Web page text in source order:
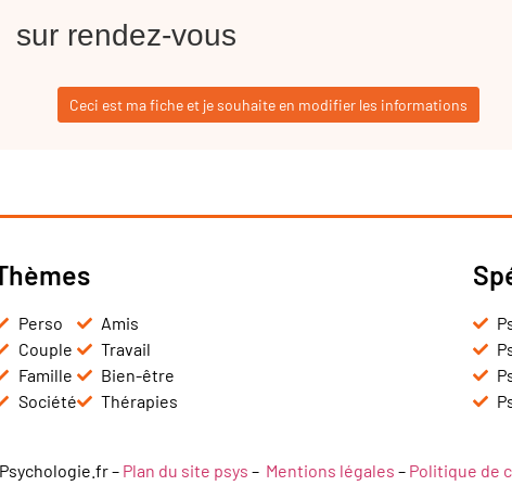
sur rendez-vous
Ceci est ma fiche et je souhaite en modifier les informations
Perso
Couple
Famille
Société
Amis
Travail
Bien-être
Thérapies
– Plan du site psys – Mentions légales – Politique de